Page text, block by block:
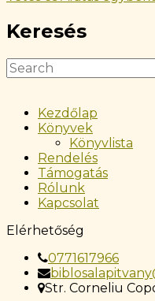
Keresés
Kezdőlap
Könyvek
Könyvlista
Rendelés
Támogatás
Rólunk
Kapcsolat
Elérhetőség
0771617966
Str. Corneliu